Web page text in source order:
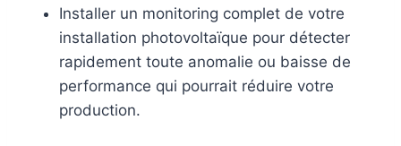
Installer un monitoring complet de votre
installation photovoltaïque pour détecter
rapidement toute anomalie ou baisse de
performance qui pourrait réduire votre
production.